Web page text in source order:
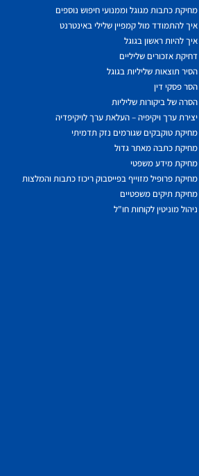
מחיקת כתבות מגוגל וממנועי חיפוש נוספים
איך להתמודד מול קמפיין שלילי באינטרנט
איך להיות ראשון בגוגל
דחיקת אזכורים שליליים
הסיר תוצאות שליליות בגוגל
הסר פסקי דין
הסרה של ביקורות שליליות
יצירת ערך ויקיפיה – העלאת ערך לויקיפדיה
מחיקת טוקבקים שגורמים נזק תדמיתי
מחיקת כתבה מאתר גדול
מחיקת מידע משפטי
מחיקת פרופיל מזוייף בפייסבוק ריכוז כתבות והמלצות
מחיקת תיקים משפטיים
ניהול מוניטין לקוחות חו"ל